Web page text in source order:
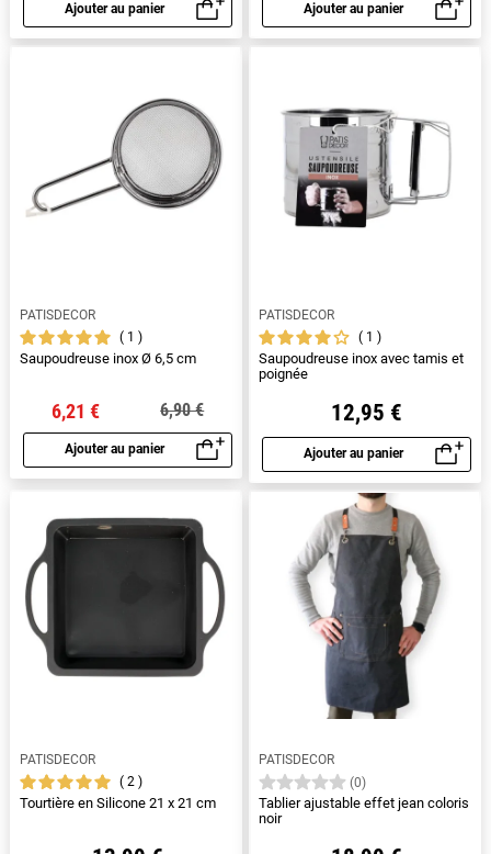
Ajouter au panier
Aperçu rapide
Ajouter au panier
Aperçu rapide
PATISDECOR
1
Saupoudreuse inox Ø 6,5 cm
6,21 € 6,90 €
Ajouter au panier
Aperçu rapide
PATISDECOR
1
Saupoudreuse inox avec tamis et
poignée
12,95 €
Ajouter au panier
Aperçu rapide
PATISDECOR
2
Tourtière en Silicone 21 x 21 cm
PATISDECOR
(0)
Tablier ajustable effet jean coloris
noir